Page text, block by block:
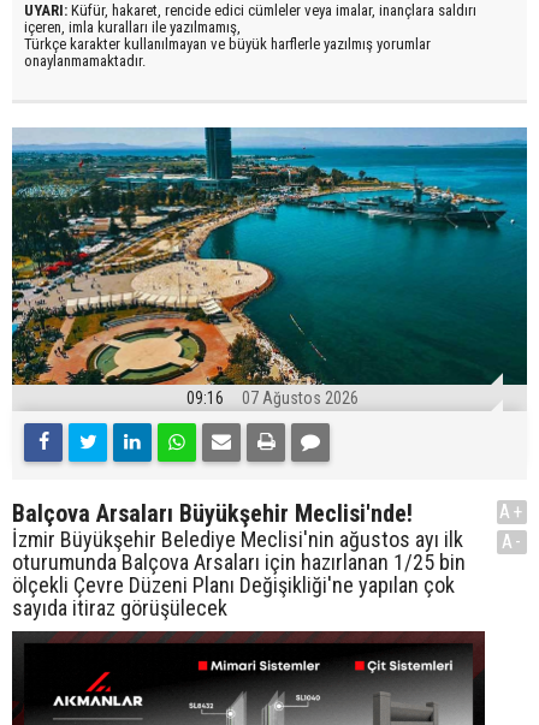
UYARI: Küfür, hakaret, rencide edici cümleler veya imalar, inançlara saldırı
içeren, imla kuralları ile yazılmamış,
Türkçe karakter kullanılmayan ve büyük harflerle yazılmış yorumlar
onaylanmamaktadır.
09:16 07 Ağustos 2026
Balçova Arsaları Büyükşehir Meclisi'nde!
İzmir Büyükşehir Belediye Meclisi'nin ağustos ayı ilk
oturumunda Balçova Arsaları için hazırlanan 1/25 bin
ölçekli Çevre Düzeni Planı Değişikliği'ne yapılan çok
sayıda itiraz görüşülecek
A+
A-